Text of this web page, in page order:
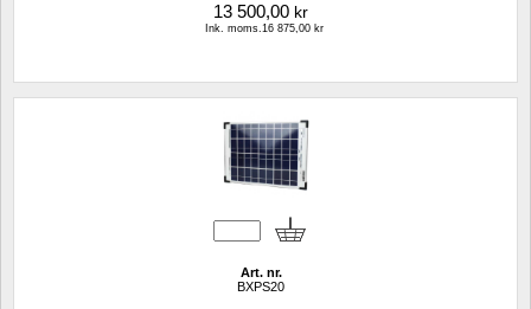
13 500,00 kr
Ink. moms.16 875,00 kr
Art. nr.
BXPS20